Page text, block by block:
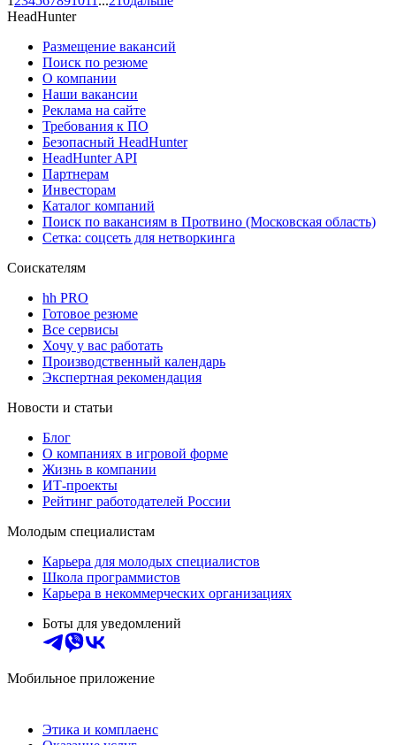
HeadHunter
Размещение вакансий
Поиск по резюме
О компании
Наши вакансии
Реклама на сайте
Требования к ПО
Безопасный HeadHunter
HeadHunter API
Партнерам
Инвесторам
Каталог компаний
Поиск по вакансиям в Протвино (Московская область)
Сетка: соцсеть для нетворкинга
Соискателям
hh PRO
Готовое резюме
Все сервисы
Хочу у вас работать
Производственный календарь
Экспертная рекомендация
Новости и статьи
Блог
О компаниях в игровой форме
Жизнь в компании
ИТ-проекты
Рейтинг работодателей России
Молодым специалистам
Карьера для молодых специалистов
Школа программистов
Карьера в некоммерческих организациях
Боты для уведомлений
Мобильное приложение
Этика и комплаенс